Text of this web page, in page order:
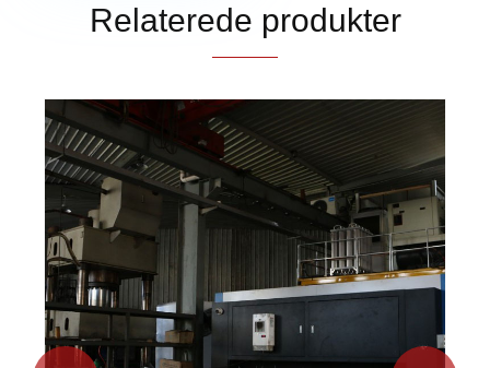
Relaterede produkter
Bøjning
Se mere >>